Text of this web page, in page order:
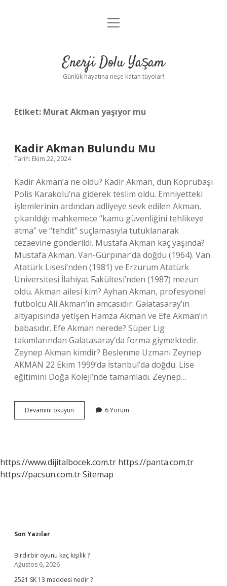
Anasayfa
Yasal Uyarı
menüyü
Enerji Dolu Yaşam
Günlük hayatına neşe katan tüyolar!
Etiket: Murat Akman yaşıyor mu
Kadir Akman Bulundu Mu
Tarih: Ekim 22, 2024
Kadir Akman’a ne oldu? Kadir Akman, dün Köprübaşı
Polis Karakolu’na giderek teslim oldu. Emniyetteki
işlemlerinin ardından adliyeye sevk edilen Akman,
çıkarıldığı mahkemece “kamu güvenliğini tehlikeye
atma” ve “tehdit” suçlamasıyla tutuklanarak
cezaevine gönderildi. Mustafa Akman kaç yaşında?
Mustafa Akman. Van-Gürpınar’da doğdu (1964). Van
Atatürk Lisesi’nden (1981) ve Erzurum Atatürk
Üniversitesi İlahiyat Fakültesi’nden (1987) mezun
oldu. Akman ailesi kim? Ayhan Akman, profesyonel
futbolcu Ali Akman’ın amcasıdır. Galatasaray’ın
altyapısında yetişen Hamza Akman ve Efe Akman’ın
babasıdır. Efe Akman nerede? Süper Lig
takımlarından Galatasaray’da forma giymektedir.
Zeynep Akman kimdir? Beslenme Uzmanı Zeynep
AKMAN 22 Ekim 1999’da İstanbul’da doğdu. Lise
eğitimini Doğa Koleji’nde tamamladı. Zeynep…
Devamını okuyun
Akman
6 Yorum
https://www.dijitalbocek.com.tr https://panta.com.tr
https://pacsun.com.trSitemap
Sidebar
Son Yazılar
Birdirbir oyunu kaç kişilik ?
Ağustos 6, 2026
2521 SK 13 maddesi nedir ?